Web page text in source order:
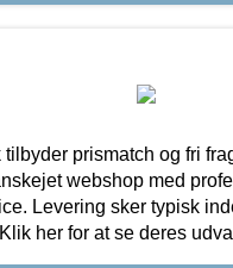
tilbyder prismatch og fri
webshop med
Levering sker typisk
her for at se deres